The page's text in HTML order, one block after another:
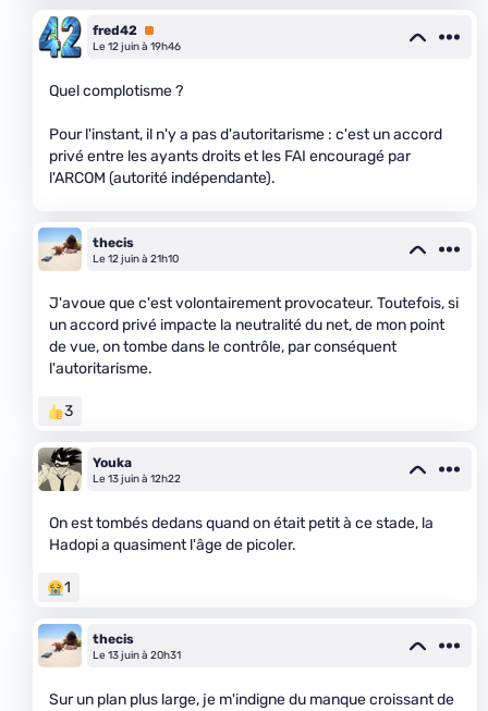
fred42 Premium
Le 12 juin à 19h46
Quel complotisme ?
Pour l'instant, il n'y a pas d'autoritarisme : c'est un accord
privé entre les ayants droits et les FAI encouragé par
l'ARCOM (autorité indépendante).
thecis
Le 12 juin à 21h10
J'avoue que c'est volontairement provocateur. Toutefois, si
un accord privé impacte la neutralité du net, de mon point
de vue, on tombe dans le contrôle, par conséquent
l'autoritarisme.
3
Youka
Le 13 juin à 12h22
On est tombés dedans quand on était petit à ce stade, la
Hadopi a quasiment l'âge de picoler.
1
thecis
Le 13 juin à 20h31
Sur un plan plus large, je m'indigne du manque croissant de